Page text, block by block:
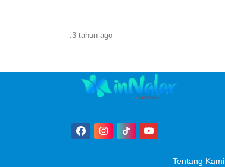
3 tahun ago
Tentang Kami